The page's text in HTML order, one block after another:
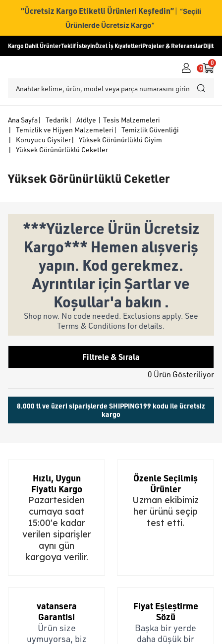
“Ücretsiz Kargo Etiketli Ürünleri Keşfedin” | “Seçili
Ürünlerde Ücretsiz Kargo”
Kargo Dahil ÜrünlerTeklif İsteyinÖzel İş KıyafetleriProjeler & ReferanslarDijital
0
0
Ana Sayfa| Tedarik|
Atölye | Tesis Malzemeleri
|
Temizlik ve Hijyen Malzemeleri |
Temizlik Güvenliği
|
Koruyucu Giysiler|
Yüksek Görünürlüklü Giyim
|
Yüksek Görünürlüklü Ceketler
Yüksek Görünürlüklü Ceketler
***Yüzlerce Ürün Ücretsiz
Kargo*** Hemen alışveriş
yapın. Kod gerekmez.
Ayrıntılar için Şartlar ve
Koşullar'a bakın .
Shop now. No code needed. Exclusions apply. See
Terms & Conditions for details.
Filtrele & Sırala
0 Ürün Gösteriliyor
8.000 tl ve üzeri siparişlerde SHIPPING199 kodu ile ücretsiz
kargo
Hızlı, Uygun
Fiyatlı Kargo
Pazartesiden
cumaya saat
15:00'e kadar
verilen siparişler
aynı gün
kargoya verilir.
Özenle Seçilmiş
Ürünler
Uzman ekibimiz
her ürünü seçip
test etti.
vatansera
Garantisi
Ürün size
uymuyorsa, biz
Fiyat Eşleştirme
Sözü
Başka bir yerde
daha düşük bir